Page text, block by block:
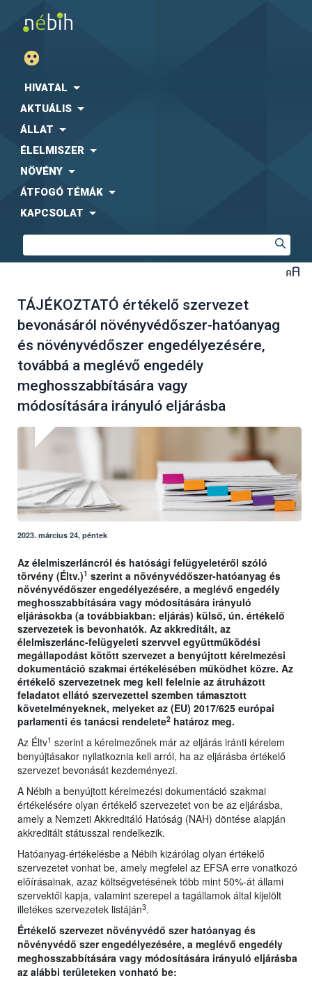
HIVATAL
AKTUÁLIS
ÁLLAT
ÉLELMISZER
NÖVÉNY
ÁTFOGÓ TÉMÁK
KAPCSOLAT
TÁJÉKOZTATÓ értékelő szervezet
bevonásáról növényvédőszer-hatóanyag
és növényvédőszer engedélyezésére,
továbbá a meglévő engedély
meghosszabbítására vagy
módosítására irányuló eljárásba
2023. március 24, péntek
Az élelmiszerláncról és hatósági felügyeletéről szóló
törvény (Éltv.)1 szerint a növényvédőszer-hatóanyag és
növényvédőszer engedélyezésére, a meglévő engedély
meghosszabbítására vagy módosítására irányuló
eljárásokba (a továbbiakban: eljárás) külső, ún. értékelő
szervezetek is bevonhatók. Az akkreditált, az
élelmiszerlánc-felügyeleti szervvel együttműködési
megállapodást kötött szervezet a benyújtott kérelmezési
dokumentáció szakmai értékelésében működhet közre. Az
értékelő szervezetnek meg kell felelnie az átruházott
feladatot ellátó szervezettel szemben támasztott
követelményeknek, melyeket az (EU) 2017/625 európai
parlamenti és tanácsi rendelete2 határoz meg.
Az Éltv1 szerint a kérelmezőnek már az eljárás iránti kérelem
benyújtásakor nyilatkoznia kell arról, ha az eljárásba értékelő
szervezet bevonását kezdeményezi.
A Nébih a benyújtott kérelmezési dokumentáció szakmai
értékelésére olyan értékelő szervezetet von be az eljárásba,
amely a Nemzeti Akkreditáló Hatóság (NAH) döntése alapján
akkreditált státusszal rendelkezik.
Hatóanyag-értékelésbe a Nébih kizárólag olyan értékelő
szervezetet vonhat be, amely megfelel az EFSA erre vonatkozó
előírásainak, azaz költségvetésének több mint 50%-át állami
szervektől kapja, valamint szerepel a tagállamok által kijelölt
illetékes szervezetek listáján3.
Értékelő szervezet növényvédő szer hatóanyag és
növényvédő szer engedélyezésére, a meglévő engedély
meghosszabbítására vagy módosítására irányuló eljárásba
az alábbi területeken vonható be: